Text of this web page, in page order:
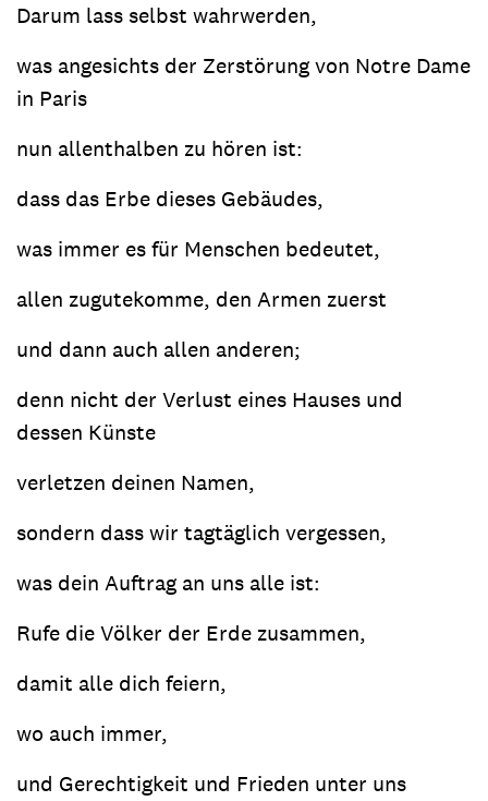
Darum lass selbst wahrwerden,
was angesichts der Zerstörung von Notre Dame
in Paris
nun allenthalben zu hören ist:
dass das Erbe dieses Gebäudes,
was immer es für Menschen bedeutet,
allen zugutekomme, den Armen zuerst
und dann auch allen anderen;
denn nicht der Verlust eines Hauses und
dessen Künste
verletzen deinen Namen,
sondern dass wir tagtäglich vergessen,
was dein Auftrag an uns alle ist:
Rufe die Völker der Erde zusammen,
damit alle dich feiern,
wo auch immer,
und Gerechtigkeit und Frieden unter uns